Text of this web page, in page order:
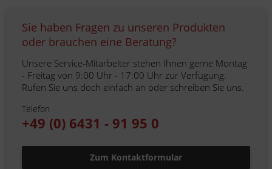
Sie haben Fragen zu unseren Produkten
oder brauchen eine Beratung?
Unsere Service-Mitarbeiter stehen Ihnen gerne Montag
- Freitag von 9:00 Uhr - 17:00 Uhr zur Verfügung.
Rufen Sie uns doch einfach an oder schreiben Sie uns.
Telefon
+49 (0) 6431 - 91 95 0
Zum Kontaktformular